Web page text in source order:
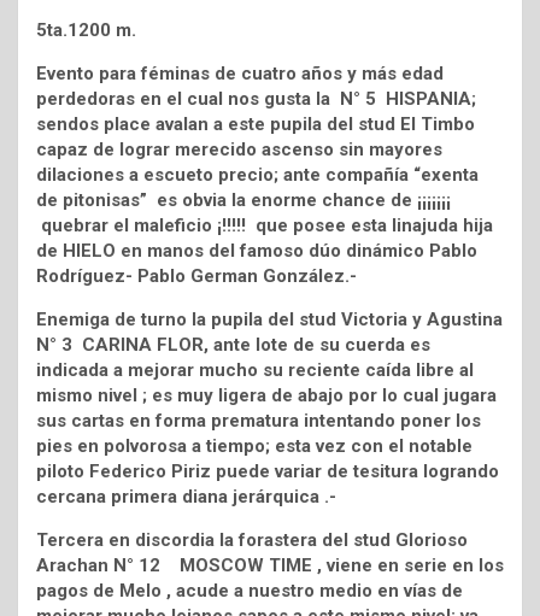
5ta.1200 m.
Evento para féminas de cuatro años y más edad
perdedoras en el cual nos gusta la N° 5 HISPANIA;
sendos place avalan a este pupila del stud El Timbo
capaz de lograr merecido ascenso sin mayores
dilaciones a escueto precio; ante compañía “exenta
de pitonisas” es obvia la enorme chance de ¡¡¡¡¡¡¡
quebrar el maleficio ¡!!!!! que posee esta linajuda hija
de HIELO en manos del famoso dúo dinámico Pablo
Rodríguez- Pablo German González.-
Enemiga de turno la pupila del stud Victoria y Agustina
N° 3 CARINA FLOR, ante lote de su cuerda es
indicada a mejorar mucho su reciente caída libre al
mismo nivel ; es muy ligera de abajo por lo cual jugara
sus cartas en forma prematura intentando poner los
pies en polvorosa a tiempo; esta vez con el notable
piloto Federico Piriz puede variar de tesitura logrando
cercana primera diana jerárquica .-
Tercera en discordia la forastera del stud Glorioso
Arachan N° 12 MOSCOW TIME , viene en serie en los
pagos de Melo , acude a nuestro medio en vías de